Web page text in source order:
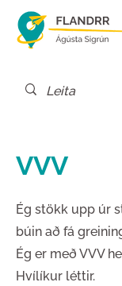
VVV
Ég stökk upp úr
búin að fá
Ég er með VVV
Hvílíkur léttir.